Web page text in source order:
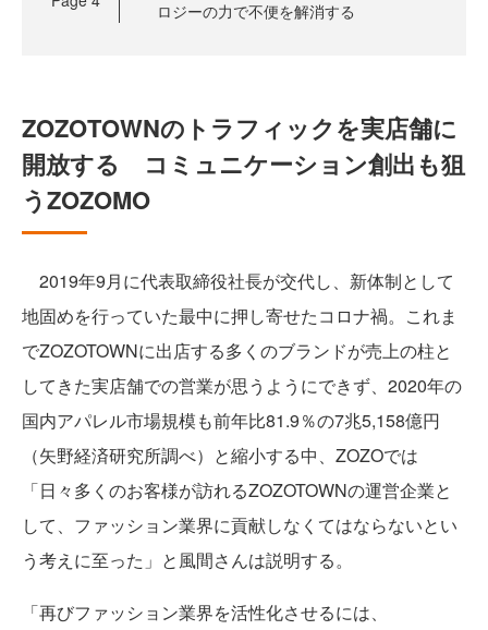
ロジーの力で不便を解消する
ZOZOTOWNのトラフィックを実店舗に
開放する コミュニケーション創出も狙
うZOZOMO
2019年9月に代表取締役社長が交代し、新体制として
地固めを行っていた最中に押し寄せたコロナ禍。これま
でZOZOTOWNに出店する多くのブランドが売上の柱と
してきた実店舗での営業が思うようにできず、2020年の
国内アパレル市場規模も前年比81.9％の7兆5,158億円
（矢野経済研究所調べ）と縮小する中、ZOZOでは
「日々多くのお客様が訪れるZOZOTOWNの運営企業と
して、ファッション業界に貢献しなくてはならないとい
う考えに至った」と風間さんは説明する。
「再びファッション業界を活性化させるには、